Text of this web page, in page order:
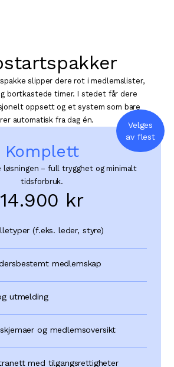
slipper dere rot i medlemslister,
bortkastede timer. I stedet får dere
oppsett og et system som bare
automatisk fra dag én.
Velges
av flest
Komplett
løsningen – full trygghet og minimalt
tidsforbruk.
14.900 kr
(f.eks. leder, styre)
medlemskap
utmelding
og medlemsoversikt
med tilgangsrettigheter